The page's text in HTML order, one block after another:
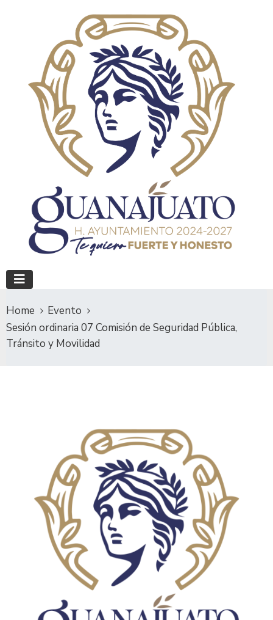
Home
Evento
Sesión ordinaria 07 Comisión de Seguridad Pública,
Tránsito y Movilidad